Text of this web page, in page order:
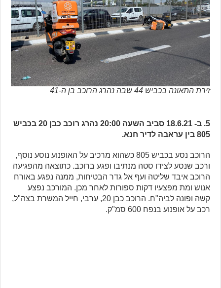
זירת התאונה בכביש 44 שבה נהרג הרוכב בן ה-41
5. ב- 18.6.21 סביב השעה 20:00 נהרג רוכב כבן 20 בכביש
805 בין עראבה לדיר חנא.
הרוכב נסע בכביש 805 כשהוא מרכיב על האופנוע נוסע נוסף,
ורכב שנסע לצידו סטה מנתיבו ופגע ברוכב. כתוצאה מהפגיעה
הרוכב איבד שליטה ועף אל גדר הבטיחות, ממנה נפגע באורח
אנוש ומת מפצעיו דקות ספורות לאחר מכן. המורכב נפצע
קשה ופונה לביה"ח. הרוכב כבן 20, ערבי, חייל המשרת בצה"ל,
רכב על אופנוע בנפח 600 סמ"ק.